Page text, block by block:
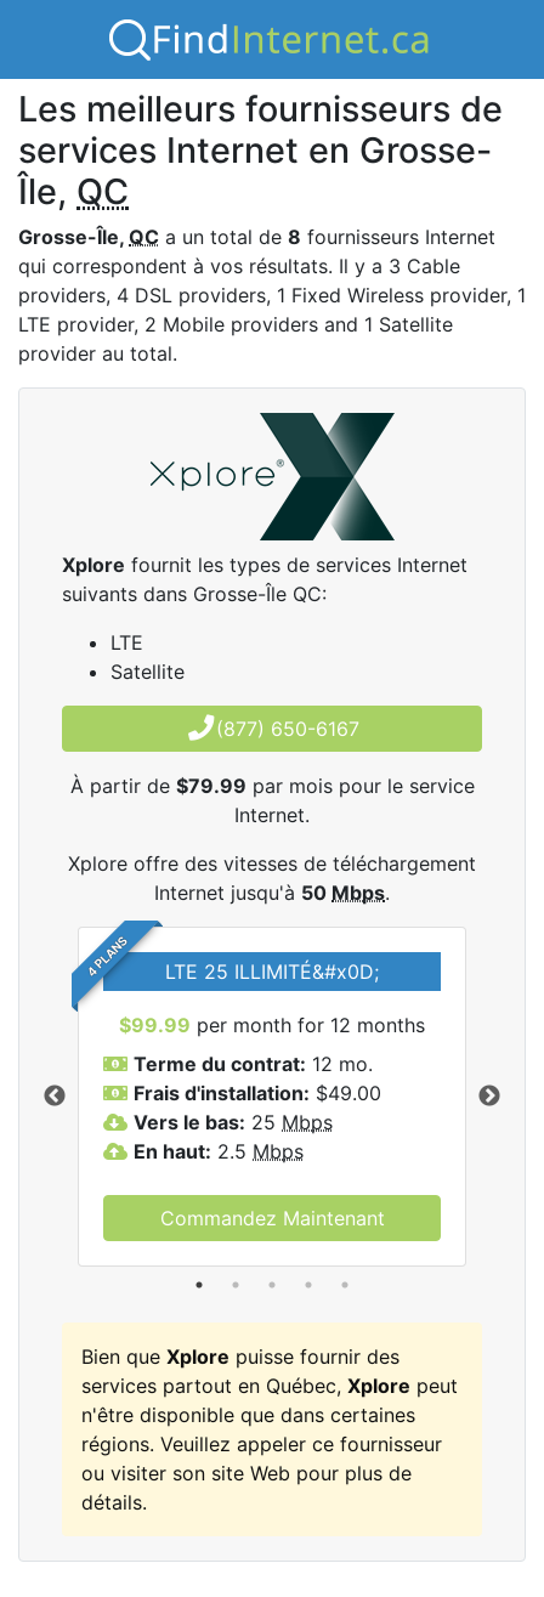
Les meilleurs fournisseurs de
services Internet en Grosse-
Île, QC
Grosse-Île, QC a un total de 8 fournisseurs Internet
qui correspondent à vos résultats. Il y a 3 Cable
providers, 4 DSL providers, 1 Fixed Wireless provider, 1
LTE provider, 2 Mobile providers and 1 Satellite
provider au total.
Xplore fournit les types de services Internet
suivants dans Grosse-Île QC:
LTE
Satellite
(877) 650-6167
À partir de $79.99 par mois pour le service
Internet.
Xplore offre des vitesses de téléchargement
Internet jusqu'à 50 Mbps.
4 PLANS LTE 25 ILLIMITÉ&#x0D;
$99.99 per month for 12 months
Terme du contrat: 12 mo.
Frais d'installation: $49.00
Vers le bas: 25 Mbps
En haut: 2.5 Mbps
Commandez Maintenant
Bien que Xplore puisse fournir des
services partout en Québec, Xplore peut
n'être disponible que dans certaines
régions. Veuillez appeler ce fournisseur
ou visiter son site Web pour plus de
détails.